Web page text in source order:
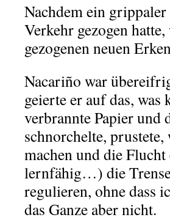
Nachdem ein
Verkehr gezogen
gezogenen neuen
Nacariño war
geierte er auf das,
verbrannte Papier
schnorchelte,
machen und die
lernfähig…) die
regulieren, ohne dass
das Ganze aber nicht.